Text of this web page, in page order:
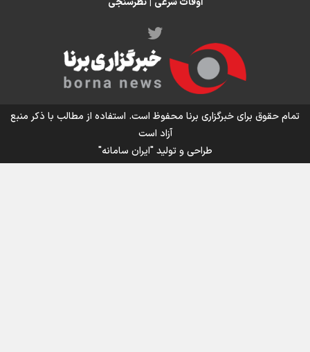
اینفو برنا/ میزان مالیات بر ارزش افزوده چقدر است؟
تمام حقوق برای خبرگزاری برنا محفوظ است. استفاده از مطالب با ذکر منبع
آزاد است
طراحی و تولید"ایران سامانه"